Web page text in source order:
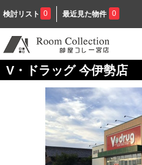
検討リスト 0 最近見た物件 0
V・ドラッグ 今伊勢店